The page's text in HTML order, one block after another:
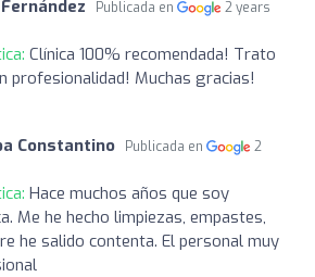
Publicada en
2 years
Clínica 100% recomendada! Trato
profesionalidad! Muchas gracias!
Constantino Publicada en
2
Hace muchos años que soy
Me he hecho limpiezas, empastes,
he salido contenta. El personal muy